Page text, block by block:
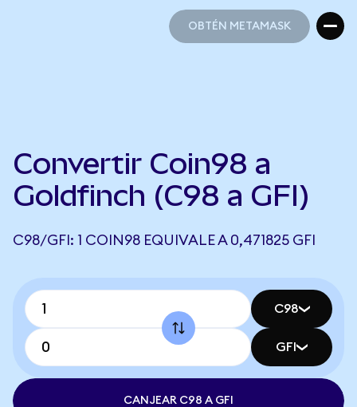
OBTÉN METAMASK
Convertir Coin98 a
Goldfinch (C98 a GFI)
C98/GFI: 1 COIN98 EQUIVALE A 0,471825 GFI
C98
GFI
CANJEAR C98 A GFI